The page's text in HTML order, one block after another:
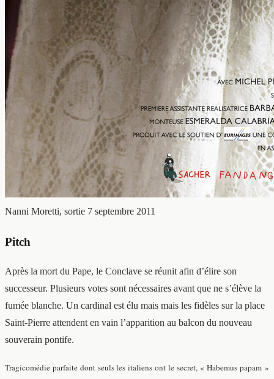
Nanni Moretti, sortie 7 septembre 2011
Pitch
Après la mort du Pape, le Conclave se réunit afin d’élire son
successeur. Plusieurs votes sont nécessaires avant que ne s’élève la
fumée blanche. Un cardinal est élu mais mais les fidèles sur la place
Saint-Pierre attendent en vain l’apparition au balcon du nouveau
souverain pontife.
Tragicomédie parfaite dont seuls les italiens ont le secret, « Habemus papam »